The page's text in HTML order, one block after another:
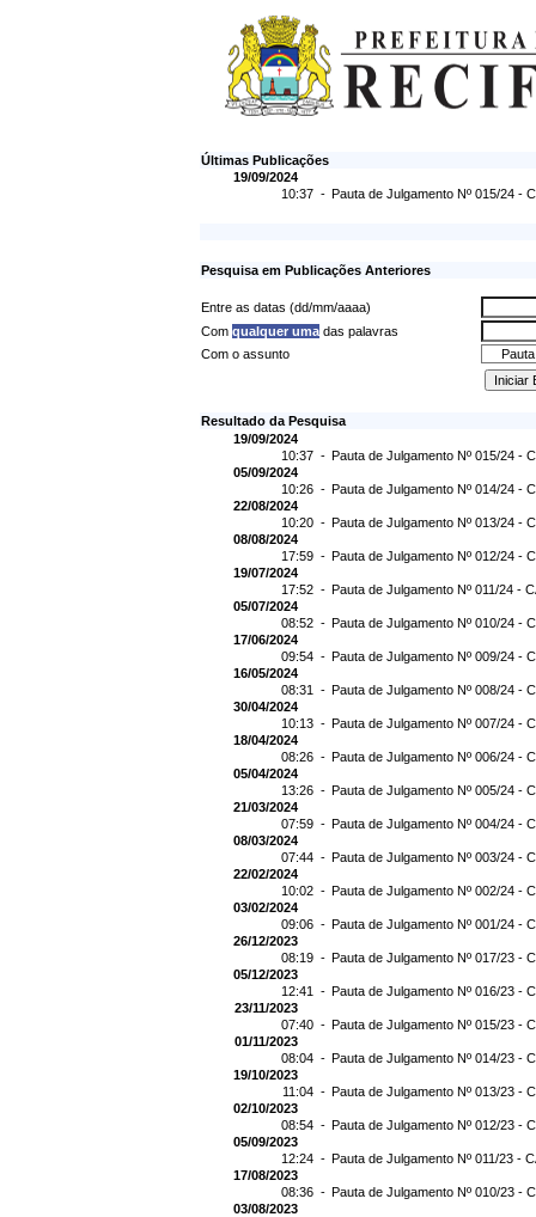
Últimas Publicações
19/09/2024
10:37 - Pauta de Julgamento Nº 015/24 -
Pesquisa em Publicações Anteriores
Entre as datas (dd/mm/aaaa)
Com qualquer uma das palavras
Com o assunto
Resultado da Pesquisa
19/09/2024
10:37 - Pauta de Julgamento Nº 015/24 -
05/09/2024
10:26 - Pauta de Julgamento Nº 014/24 -
22/08/2024
10:20 - Pauta de Julgamento Nº 013/24 -
08/08/2024
17:59 - Pauta de Julgamento Nº 012/24 -
19/07/2024
17:52 - Pauta de Julgamento Nº 011/24 -
05/07/2024
08:52 - Pauta de Julgamento Nº 010/24 -
17/06/2024
09:54 - Pauta de Julgamento Nº 009/24 -
16/05/2024
08:31 - Pauta de Julgamento Nº 008/24 -
30/04/2024
10:13 - Pauta de Julgamento Nº 007/24 -
18/04/2024
08:26 - Pauta de Julgamento Nº 006/24 -
05/04/2024
13:26 - Pauta de Julgamento Nº 005/24 -
21/03/2024
07:59 - Pauta de Julgamento Nº 004/24 -
08/03/2024
07:44 - Pauta de Julgamento Nº 003/24 -
22/02/2024
10:02 - Pauta de Julgamento Nº 002/24 -
03/02/2024
09:06 - Pauta de Julgamento Nº 001/24 -
26/12/2023
08:19 - Pauta de Julgamento Nº 017/23 -
05/12/2023
12:41 - Pauta de Julgamento Nº 016/23 -
23/11/2023
07:40 - Pauta de Julgamento Nº 015/23 -
01/11/2023
08:04 - Pauta de Julgamento Nº 014/23 -
19/10/2023
11:04 - Pauta de Julgamento Nº 013/23 -
02/10/2023
08:54 - Pauta de Julgamento Nº 012/23 -
05/09/2023
12:24 - Pauta de Julgamento Nº 011/23 -
17/08/2023
08:36 - Pauta de Julgamento Nº 010/23 -
03/08/2023